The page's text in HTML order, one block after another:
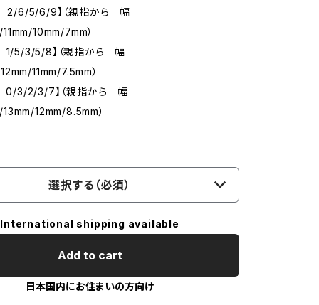
2/6/5/6/9】（親指から 幅
10mm/7mm）
1/5/3/5/8】（親指から 幅
11mm/7.5mm）
0/3/2/3/7】（親指から 幅
12mm/8.5mm）
選択する（必須）
International shipping available
Add to cart
日本国内にお住まいの方向け